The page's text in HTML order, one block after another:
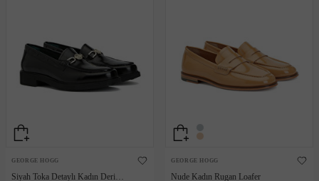
GEORGE HOGG
Siyah Toka Detaylı Kadın Deri
GEORGE HOGG
Nude Kadın Rugan Loafer